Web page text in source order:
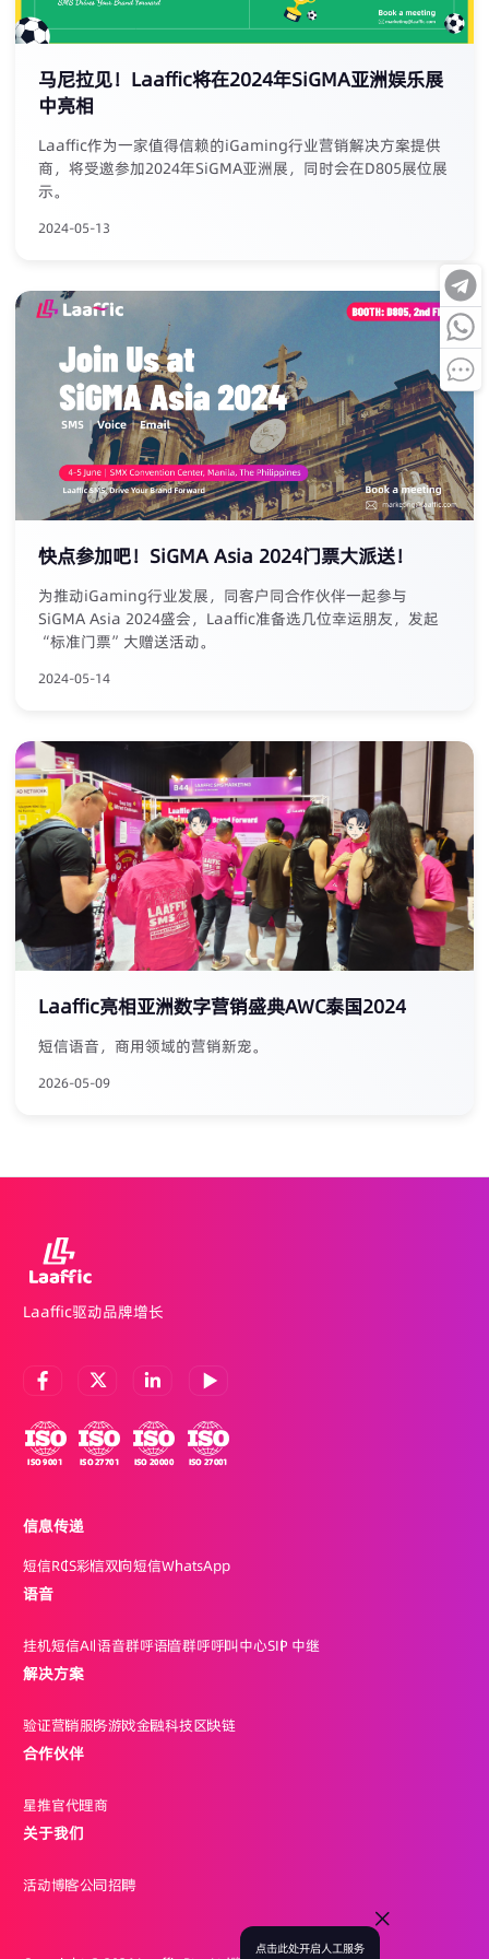
马尼拉见！Laaffic将在2024年SiGMA亚洲娱乐展
中亮相
Laaffic作为一家值得信赖的iGaming行业营销解决方案提供
商，将受邀参加2024年SiGMA亚洲展，同时会在D805展位展
示。
2024-05-13
快点参加吧！SiGMA Asia 2024门票大派送！
为推动iGaming行业发展，同客户同合作伙伴一起参与
SiGMA Asia 2024盛会，Laaffic准备选几位幸运朋友，发起
“标准门票”大赠送活动。
2024-05-14
Laaffic亮相亚洲数字营销盛典AWC泰国2024
短信语音，商用领域的营销新宠。
2026-05-09
Laaffic驱动品牌增长
信息传递
短信RCS彩信双向短信WhatsApp
语音
挂机短信AI 语音群呼语音群呼呼叫中心SIP 中继
解决方案
验证营销服务游戏金融科技区块链
合作伙伴
星推官代理商
关于我们
活动博客公司招聘
点击此处开启人工服务